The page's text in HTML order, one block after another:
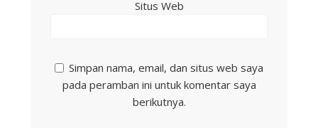
Situs Web
Simpan nama, email, dan situs web saya
pada peramban ini untuk komentar saya
berikutnya.